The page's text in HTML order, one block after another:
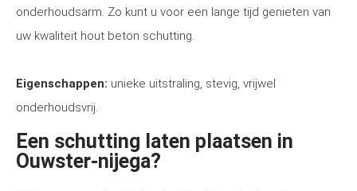
onderhoudsarm. Zo kunt u voor een lange tijd genieten van
uw kwaliteit hout beton schutting.
Eigenschappen: unieke uitstraling, stevig, vrijwel
onderhoudsvrij.
Een schutting laten plaatsen in
Ouwster-nijega?